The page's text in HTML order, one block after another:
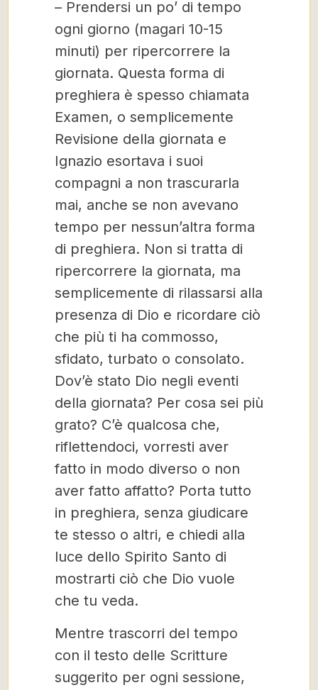
– Prendersi un po’ di tempo
ogni giorno (magari 10-15
minuti) per ripercorrere la
giornata. Questa forma di
preghiera è spesso chiamata
Examen, o semplicemente
Revisione della giornata e
Ignazio esortava i suoi
compagni a non trascurarla
mai, anche se non avevano
tempo per nessun’altra forma
di preghiera. Non si tratta di
ripercorrere la giornata, ma
semplicemente di rilassarsi alla
presenza di Dio e ricordare ciò
che più ti ha commosso,
sfidato, turbato o consolato.
Dov’è stato Dio negli eventi
della giornata? Per cosa sei più
grato? C’è qualcosa che,
riflettendoci, vorresti aver
fatto in modo diverso o non
aver fatto affatto? Porta tutto
in preghiera, senza giudicare
te stesso o altri, e chiedi alla
luce dello Spirito Santo di
mostrarti ciò che Dio vuole
che tu veda.
Mentre trascorri del tempo
con il testo delle Scritture
suggerito per ogni sessione,